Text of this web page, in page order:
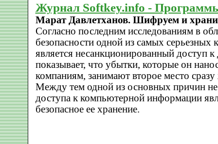
Журнал Softkey.info -
Марат Давлетханов. Шифруем и
Согласно последним исследованиям в
безопасности одной из самых
является несанкционированный доступ
показывает, что убытки, которые он
компаниям, занимают второе место
Между тем одной из основных причин
доступа к компьютерной информации
безопасное ее хранение.